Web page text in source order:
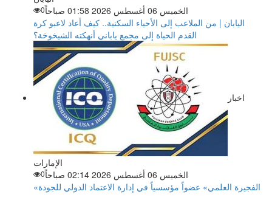
الخميس 06 أغسطس 2026 01:58 صباحاً
0
اليابان | من الملاعب إلى الأحياء السكنية.. كيف أعاد لاعبو كرة
القدم الحياة إلى مجمع ياباني أنهكته الشيخوخة؟
اخبار
الإمارات
الخميس 06 أغسطس 2026 02:14 صباحاً
0
«الفجيرة العلمي» عضواً مؤسسياً في إدارة الاعتماد الدولي للجودة